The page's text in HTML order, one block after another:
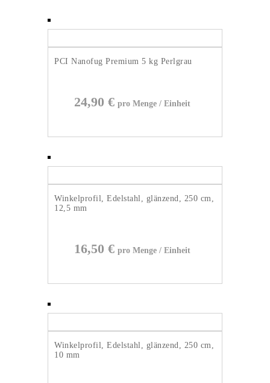
PCI Nanofug Premium 5 kg Perlgrau
24,90 €
Winkelprofil, Edelstahl, glänzend, 250 cm,
12,5 mm
16,50 €
Winkelprofil, Edelstahl, glänzend, 250 cm,
10 mm